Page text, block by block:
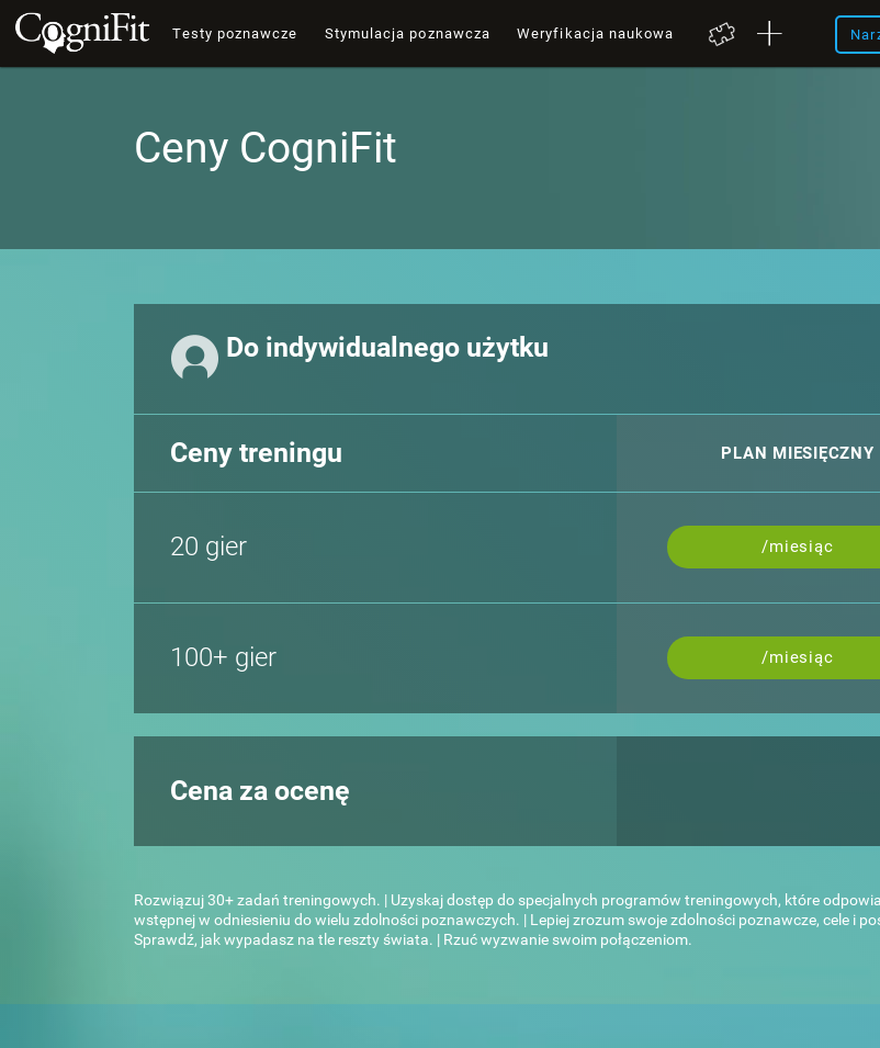
Testy poznawcze Stymulacja poznawcza Weryfikacja naukowa
Ceny CogniFit
Do indywidualnego użytku
Ceny treningu PLAN MIESIĘCZNY
20 gier /miesiąc
100+ gier /miesiąc
Cena za ocenę
Rozwiązuj 30+ zadań treningowych. | Uzyskaj dostęp do specjalnych programów treningowych, które
wstępnej w odniesieniu do wielu zdolności poznawczych. | Lepiej zrozum swoje zdolności poznawcze, cele i
Sprawdź, jak wypadasz na tle reszty świata. | Rzuć wyzwanie swoim połączeniom.